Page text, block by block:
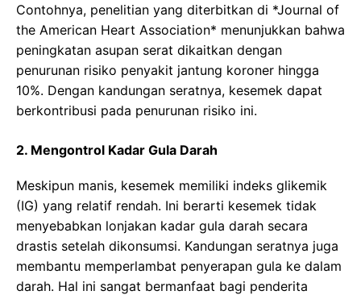
Contohnya, penelitian yang diterbitkan di *Journal of
the American Heart Association* menunjukkan bahwa
peningkatan asupan serat dikaitkan dengan
penurunan risiko penyakit jantung koroner hingga
10%. Dengan kandungan seratnya, kesemek dapat
berkontribusi pada penurunan risiko ini.
2. Mengontrol Kadar Gula Darah
Meskipun manis, kesemek memiliki indeks glikemik
(IG) yang relatif rendah. Ini berarti kesemek tidak
menyebabkan lonjakan kadar gula darah secara
drastis setelah dikonsumsi. Kandungan seratnya juga
membantu memperlambat penyerapan gula ke dalam
darah. Hal ini sangat bermanfaat bagi penderita